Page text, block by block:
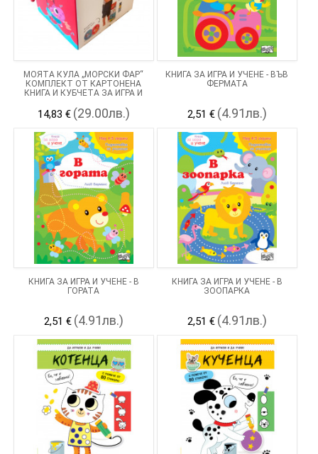
МОЯТА КУЛА „МОРСКИ ФАР“
КОМПЛЕКТ ОТ КАРТОНЕНА
КНИГА И КУБЧЕТА ЗА ИГРА И
14,83 € (29.00лв.)
КНИГА ЗА ИГРА И УЧЕНЕ - ВЪВ
ФЕРМАТА
2,51 € (4.91лв.)
КНИГА ЗА ИГРА И УЧЕНЕ - В
ГОРАТА
2,51 € (4.91лв.)
КНИГА ЗА ИГРА И УЧЕНЕ - В
ЗООПАРКА
2,51 € (4.91лв.)